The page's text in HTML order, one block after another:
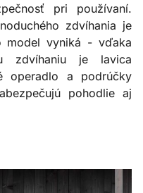
pri používaní.
zdvíhania je
model vyniká - vďaka
zdvíhaniu je lavica
operadlo a podrúčky
pohodlie aj